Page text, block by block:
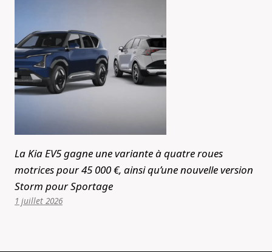
La Kia EV5 gagne une variante à quatre roues
motrices pour 45 000 €, ainsi qu’une nouvelle version
Storm pour Sportage
1 juillet 2026